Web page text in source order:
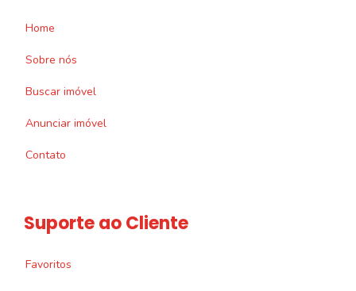
Home
Sobre nós
Buscar imóvel
Anunciar imóvel
Contato
Suporte ao Cliente
Favoritos